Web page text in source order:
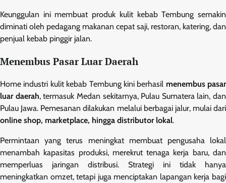
Keunggulan ini membuat produk kulit kebab Tembung semakin
diminati oleh pedagang makanan cepat saji, restoran, katering, dan
penjual kebab pinggir jalan.
Menembus Pasar Luar Daerah
Home industri kulit kebab Tembung kini berhasil menembus pasar
luar daerah, termasuk Medan sekitarnya, Pulau Sumatera lain, dan
Pulau Jawa. Pemesanan dilakukan melalui berbagai jalur, mulai dari
online shop, marketplace, hingga distributor lokal.
Permintaan yang terus meningkat membuat pengusaha lokal
menambah kapasitas produksi, merekrut tenaga kerja baru, dan
memperluas jaringan distribusi. Strategi ini tidak hanya
meningkatkan omzet, tetapi juga menciptakan lapangan kerja bagi